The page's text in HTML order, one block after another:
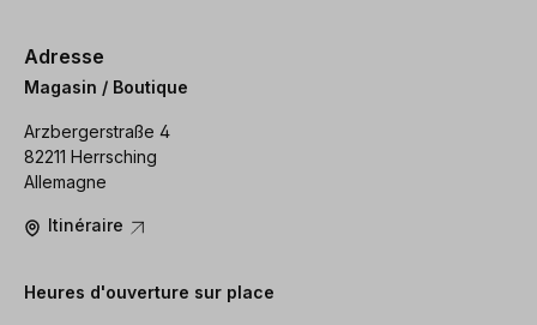
Adresse
Magasin / Boutique
Arzbergerstraße 4
82211 Herrsching
Allemagne
Itinéraire
Heures d'ouverture sur place